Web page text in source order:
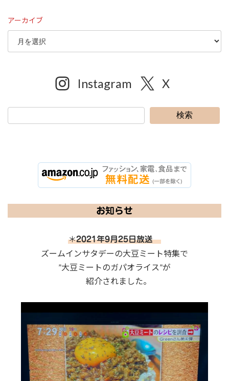
アーカイブ
Instagram X
検索
お知らせ
＊2021年9月25日放送
ズームインサタデーの大豆ミート特集で
”大豆ミートのガパオライス”が
紹介されました。